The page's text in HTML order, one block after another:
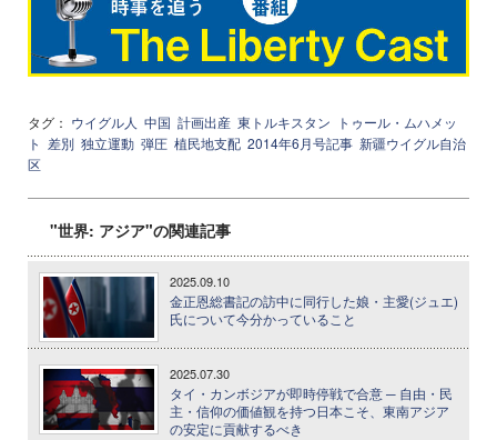
タグ： ウイグル人 中国 計画出産 東トルキスタン
トゥール・ムハメッ
ト 差別 独立運動 弾圧 植民地支配 2014年6月号記事 新疆ウイグル自治
区
"世界: アジア"の関連記事
2025.09.10
金正恩総書記の訪中に同行した娘・主愛(ジュエ)
氏について今分かっていること
2025.07.30
タイ・カンボジアが即時停戦で合意 ─ 自由・民
主・信仰の価値観を持つ日本こそ、東南アジア
の安定に貢献するべき